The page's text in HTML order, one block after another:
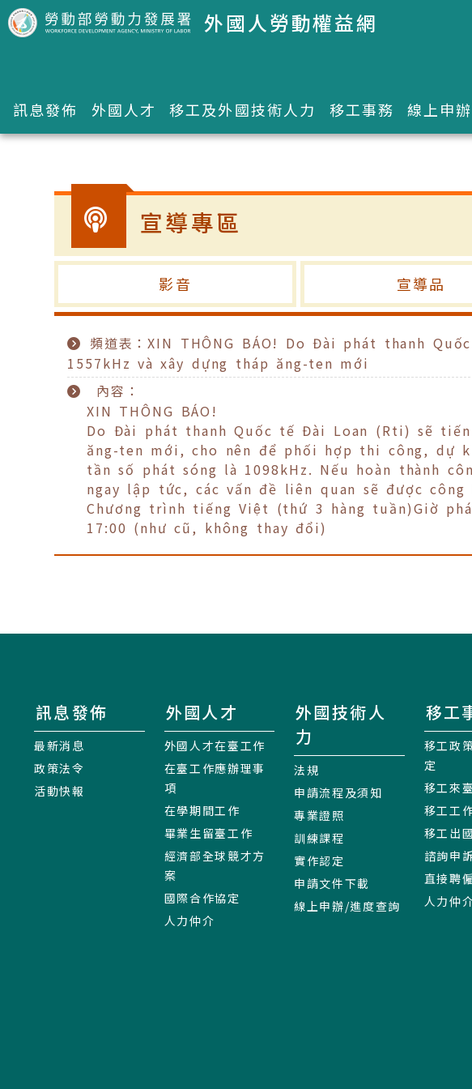
跳到主要內容區塊 外國人勞動權益網
訊息發佈 外國人才 移工及外國技術人力 移工事務 線上申辦
宣導專區
影音 宣導品
頻道表：XIN THÔNG BÁO! Do Đài phát thanh
1557kHz và xây dựng tháp ăng-ten mới
內容：
XIN THÔNG BÁO!
Do Đài phát thanh Quốc tế Đài Loan (Rti) sẽ
ăng-ten mới, cho nên để phối hợp thi công, dự
tần số phát sóng là 1098kHz. Nếu hoàn thành
ngay lập tức, các vấn đề liên quan sẽ được
Chương trình tiếng Việt (thứ 3 hàng tuần)Giờ
17:00 (như cũ, không thay đổi)
訊息發佈
最新消息
政策法令
活動快報
外國人才
外國人才在臺工作
在臺工作應辦理事
項
在學期間工作
畢業生留臺工作
經濟部全球競才方
案
國際合作協定
人力仲介
外國技術人
力
法規
申請流程及須知
專業證照
訓練課程
實作認定
申請文件下載
線上申辦/進度查詢
移工
移工政
定
移工來
移工工
移工出
諮詢申
直接聘
人力仲